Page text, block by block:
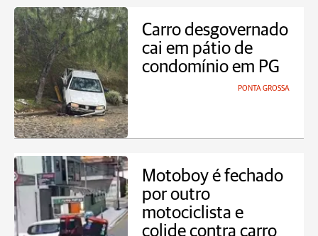
Carro desgovernado
cai em pátio de
condomínio em PG
PONTA GROSSA
Motoboy é fechado
por outro
motociclista e
colide contra carro